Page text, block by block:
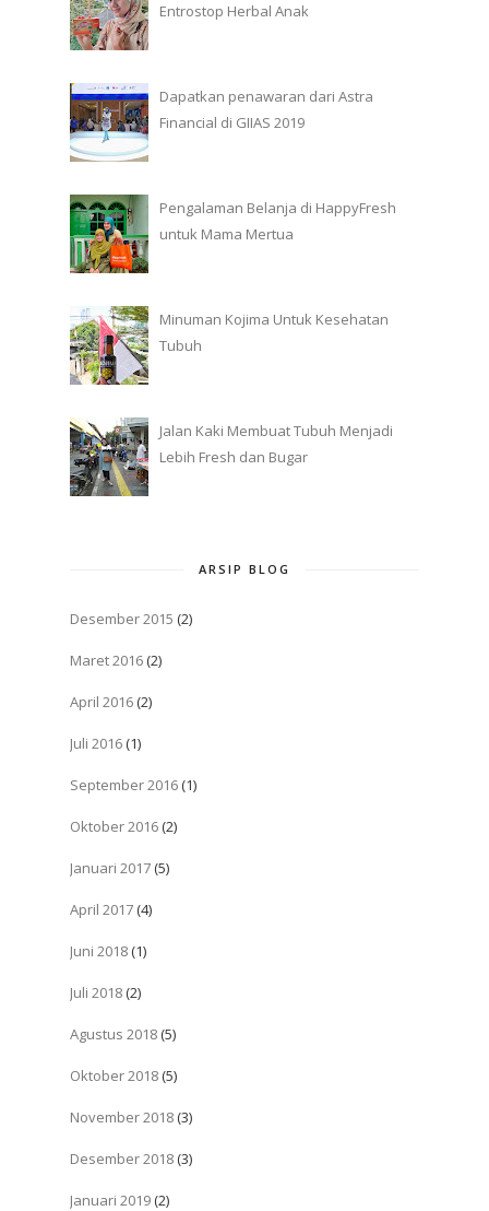
Entrostop Herbal Anak
Dapatkan penawaran dari Astra
Financial di GIIAS 2019
Pengalaman Belanja di HappyFresh
untuk Mama Mertua
Minuman Kojima Untuk Kesehatan
Tubuh
Jalan Kaki Membuat Tubuh Menjadi
Lebih Fresh dan Bugar
ARSIP BLOG
Desember 2015 (2)
Maret 2016 (2)
April 2016 (2)
Juli 2016 (1)
September 2016 (1)
Oktober 2016 (2)
Januari 2017 (5)
April 2017 (4)
Juni 2018 (1)
Juli 2018 (2)
Agustus 2018 (5)
Oktober 2018 (5)
November 2018 (3)
Desember 2018 (3)
Januari 2019 (2)